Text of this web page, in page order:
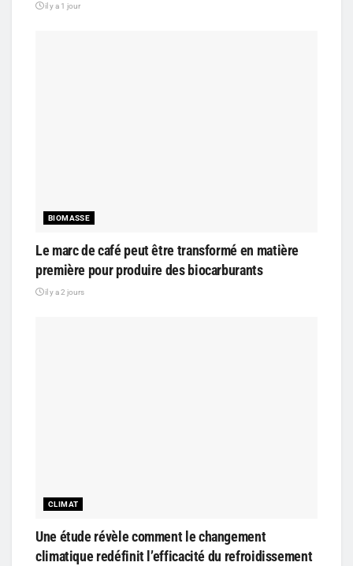
il y a 1 jour
BIOMASSE
Le marc de café peut être transformé en matière
première pour produire des biocarburants
il y a 2 jours
CLIMAT
Une étude révèle comment le changement
climatique redéfinit l’efficacité du refroidissement